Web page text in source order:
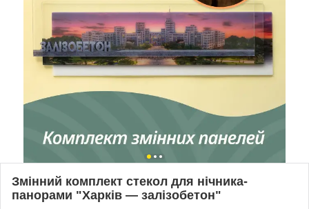
Змінний комплект стекол для нічника-
панорами "Харків — залізобетон"